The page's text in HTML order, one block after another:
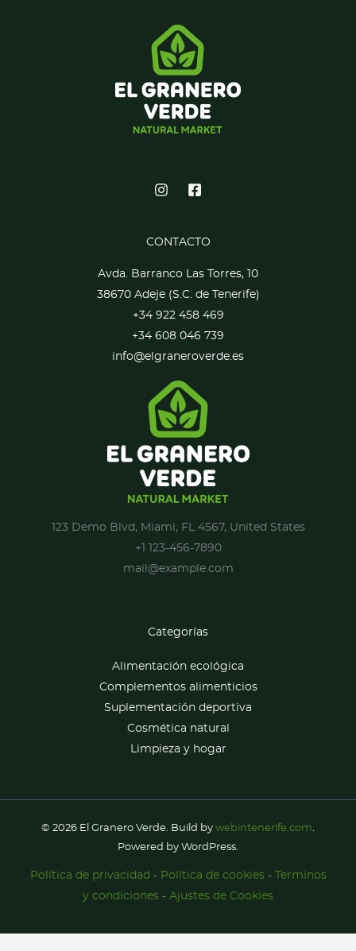
CONTACTO
Avda. Barranco Las Torres, 10
38670 Adeje (S.C. de Tenerife)
+34 922 458 469
+34 608 046 739
info@elgraneroverde.es
123 Demo Blvd, Miami, FL 4567, United States
+1 123-456-7890
mail@example.com
Categorías
Alimentación ecológica
Complementos alimenticios
Suplementación deportiva
Cosmética natural
Limpieza y hogar
© 2026 El Granero Verde. Build by webintenerife.com.
Powered by WordPress.
Política de privacidad - Política de cookies-
Terminos
y condiciones - Ajustes de Cookies